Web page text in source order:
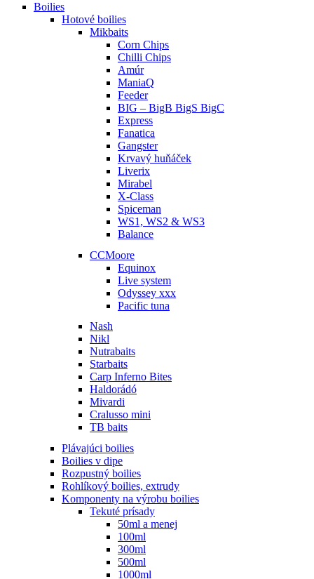
Boilies
Hotové boilies
Mikbaits
Corn Chips
Chilli Chips
Amúr
ManiaQ
Feeder
BIG – BigB BigS BigC
Express
Fanatica
Gangster
Krvavý huňáček
Liverix
Mirabel
X-Class
Spiceman
WS1, WS2 & WS3
Balance
CCMoore
Equinox
Live system
Odyssey xxx
Pacific tuna
Nash
Nikl
Nutrabaits
Starbaits
Carp Inferno Bites
Haldorádó
Mivardi
Cralusso mini
TB baits
Plávajúci boilies
Boilies v dipe
Rozpustný boilies
Rohlíkový boilies, extrudy
Komponenty na výrobu boilies
Tekuté prísady
50ml a menej
100ml
300ml
500ml
1000ml